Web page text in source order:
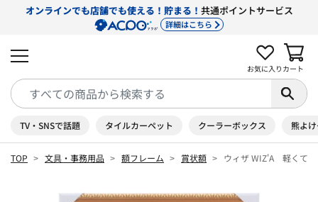
オンラインでも店舗でも使える！貯まる！ 共通ポイントサービス
詳細はこちら
お気に入り カート
TV・SNSで話題 タイルカーペット クーラーボックス 熊よ
TOP 文具・事務用品 額フレーム 賞状額 ウィザ WIZ'A 軽くて